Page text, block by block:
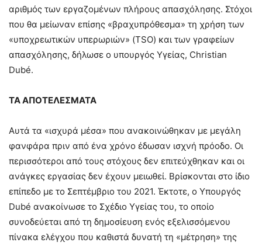
αριθμός των εργαζομένων πλήρους απασχόλησης. Στόχοι
που θα μείωναν επίσης «βραχυπρόθεσμα» τη χρήση των
«υποχρεωτικών υπερωριών» (TSO) και των γραφείων
απασχόλησης, δήλωσε ο υπουργός Υγείας, Christian
Dubé.
ΤΑ ΑΠΟΤΕΛΕΣΜΑΤΑ
Αυτά τα «ισχυρά μέσα» που ανακοινώθηκαν με μεγάλη
φανφάρα πριν από ένα χρόνο έδωσαν ισχνή πρόοδο. Οι
περισσότεροι από τους στόχους δεν επιτεύχθηκαν και οι
ανάγκες εργασίας δεν έχουν μειωθεί. Βρίσκονται στο ίδιο
επίπεδο με το Σεπτέμβριο του 2021. Έκτοτε, ο Υπουργός
Dubé ανακοίνωσε το Σχέδιο Υγείας του, το οποίο
συνοδεύεται από τη δημοσίευση ενός εξελισσόμενου
πίνακα ελέγχου που καθιστά δυνατή τη «μέτρηση» της